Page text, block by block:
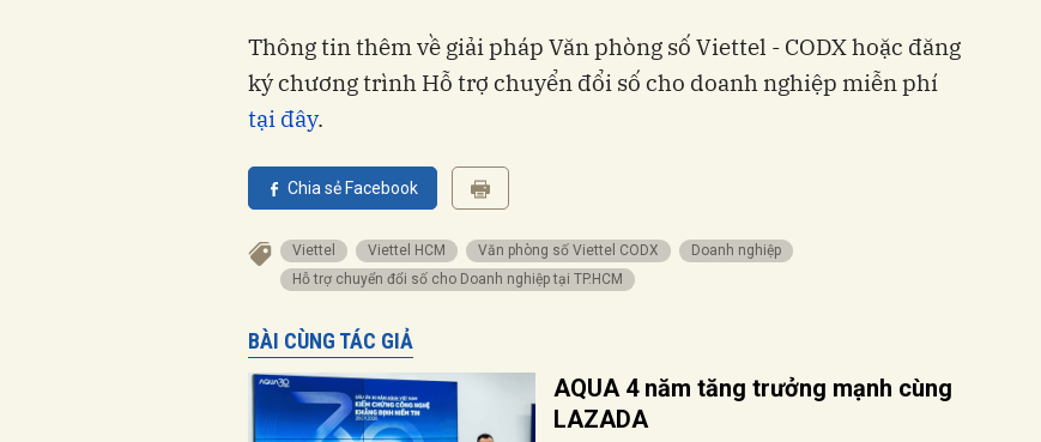
Thông tin thêm về giải pháp Văn phòng số Viettel - CODX hoặc đăng
ký chương trình Hỗ trợ chuyển đổi số cho doanh nghiệp miễn phí
tại đây.
Chia sẻ Facebook
Viettel Viettel HCM Văn phòng số Viettel CODX
doanh nghiệp
Hỗ trợ chuyển đổi số cho Doanh nghiệp tại TP.HCM
BÀI CÙNG TÁC GIẢ
AQUA 4 năm tăng trưởng mạnh cùng
LAZADA